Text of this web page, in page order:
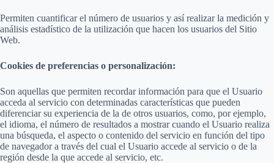
Permiten cuantificar el número de usuarios y así realizar la medición y
análisis estadístico de la utilización que hacen los usuarios del Sitio
Web.
Cookies de preferencias o personalización:
Son aquellas que permiten recordar información para que el Usuario
acceda al servicio con determinadas características que pueden
diferenciar su experiencia de la de otros usuarios, como, por ejemplo,
el idioma, el número de resultados a mostrar cuando el Usuario realiza
una búsqueda, el aspecto o contenido del servicio en función del tipo
de navegador a través del cual el Usuario accede al servicio o de la
región desde la que accede al servicio, etc.